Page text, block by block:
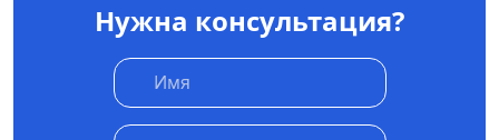
Нужна консультация?